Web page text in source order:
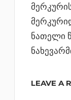
ნათელი
LEAVE A